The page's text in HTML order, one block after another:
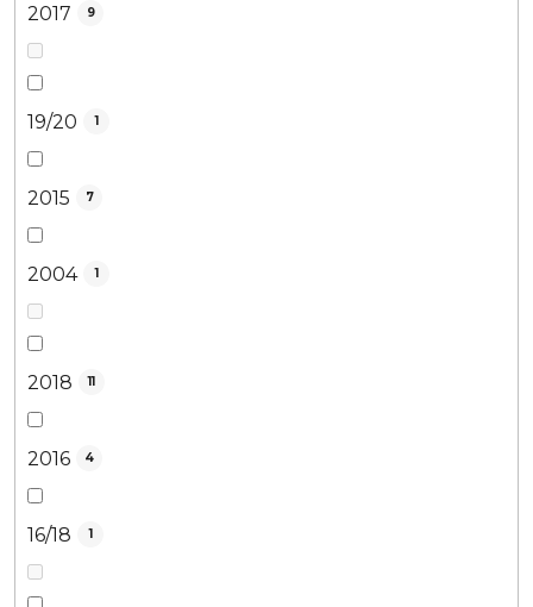
2017 9
19/20 1
2015 7
2004 1
2018 11
2016 4
16/18 1